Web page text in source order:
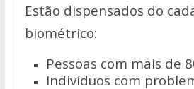
Estão dispensados do
biométrico:
Pessoas com mais de
Indivíduos com